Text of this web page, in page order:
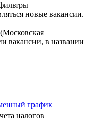
новые вакансии.
вакансии, в названии
график
налогов